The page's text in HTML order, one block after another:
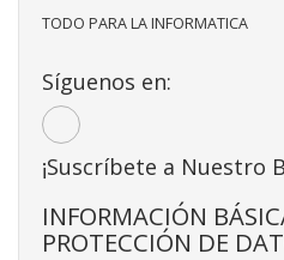
TODO PARA LA INFORMATICA
Síguenos en:
¡Suscríbete a Nuestro
INFORMACIÓN
PROTECCIÓN DE